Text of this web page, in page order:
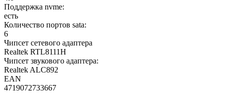
Поддержка nvme:
есть
Количество портов sata:
6
Чипсет сетевого адаптера
Realtek RTL8111H
Чипсет звукового адаптера:
Realtek ALC892
EAN
4719072733667